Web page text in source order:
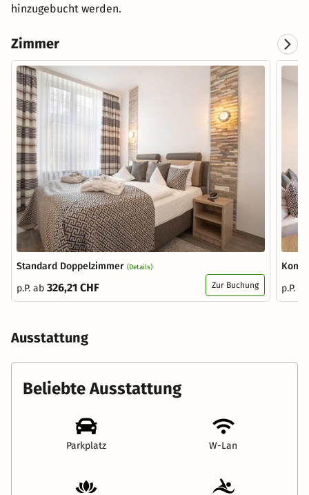
hinzugebucht werden.
Zimmer
Standard Doppelzimmer (Details)
p.P. ab 326,21 CHF Zur Buchung
p.P.
Ausstattung
Beliebte Ausstattung
Parkplatz W-Lan